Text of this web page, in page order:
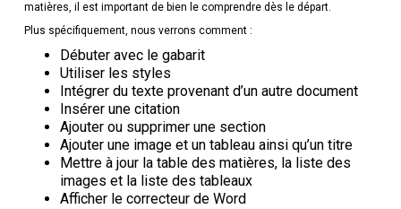
matières, il est important de bien le comprendre dès le départ.
Plus spécifiquement, nous verrons comment :
Débuter avec le gabarit
Utiliser les styles
Intégrer du texte provenant d’un autre document
Insérer une citation
Ajouter ou supprimer une section
Ajouter une image et un tableau ainsi qu’un titre
Mettre à jour la table des matières, la liste des
images et la liste des tableaux
Afficher le correcteur de Word